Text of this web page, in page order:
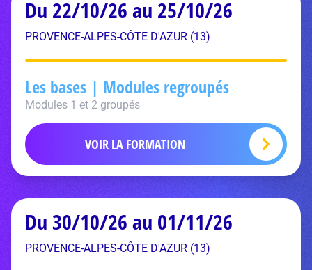
Du 22/10/26 au 25/10/26
PROVENCE-ALPES-CÔTE D'AZUR (13)
Les bases | Modules regroupés
Modules 1 et 2 groupés
VOIR LA FORMATION
Du 30/10/26 au 01/11/26
PROVENCE-ALPES-CÔTE D'AZUR (13)